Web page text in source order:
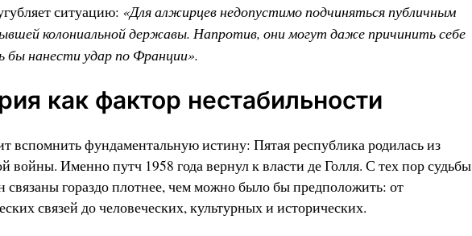
ситуацию: «Для алжирцев недопустимо подчиняться публичным
колониальной державы. Напротив, они могут даже причинить себе
бы нанести удар по Франции».
как фактор нестабильности
вспомнить фундаментальную истину: Пятая республика родилась из
войны. Именно путч 1958 года вернул к власти де Голля. С тех пор судьбы
связаны гораздо плотнее, чем можно было бы предположить: от
связей до человеческих, культурных и исторических.